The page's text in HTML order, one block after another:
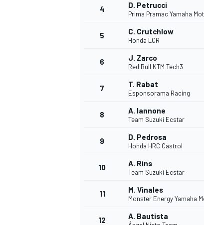
4 D. Petrucci
Prima Pramac Yamaha
5 C. Crutchlow
Honda LCR
6 J. Zarco
Red Bull KTM Tech3
7 T. Rabat
Esponsorama Racing
8 A. Iannone
Team Suzuki Ecstar
9 D. Pedrosa
Honda HRC Castrol
10 A. Rins
Team Suzuki Ecstar
11 M. Vinales
Monster Energy Yamaha
12 A. Bautista